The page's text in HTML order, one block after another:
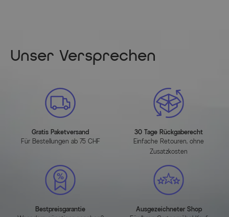
Unser Versprechen
Gratis Paketversand
Für Bestellungen ab 75 CHF
30 Tage Rückgaberecht
Einfache Retouren, ohne
Zusatzkosten
Bestpreisgarantie
Ausgezeichneter Shop